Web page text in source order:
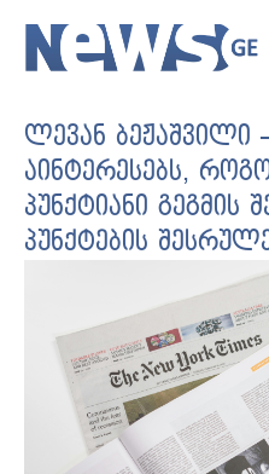
ლევან ბეჟაშვილი
აინტერესებს,
პუნქტიანი გეგმის
პუნქტების